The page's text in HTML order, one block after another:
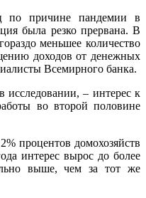
по причине пандемии в
была резко прервана. В
меньшее количество
доходов от денежных
Всемирного банка.
исследовании, – интерес к
во второй половине
процентов домохозяйств
интерес вырос до более
выше, чем за тот же